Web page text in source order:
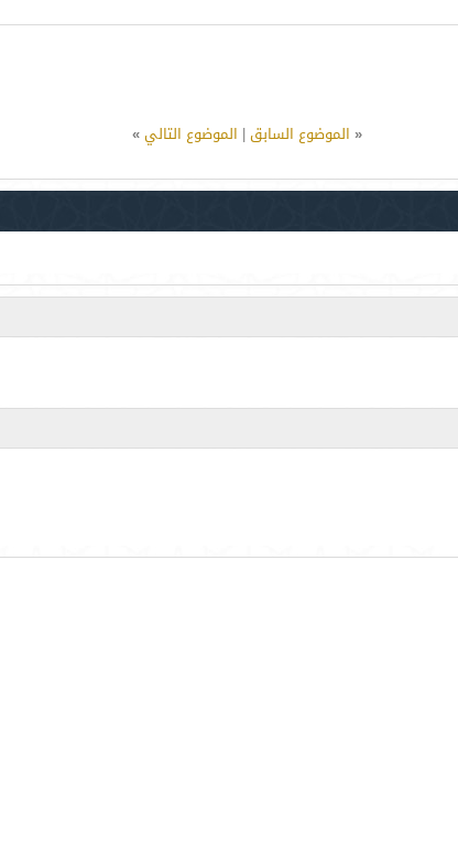
« الموضوع السابق| الموضوع التالي»